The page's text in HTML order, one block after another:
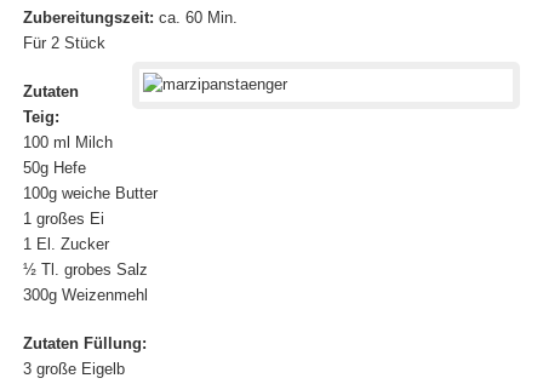
Zubereitungszeit: ca. 60 Min.
Für 2 Stück
Zutaten
Teig:
100 ml Milch
50g Hefe
100g weiche Butter
1 großes Ei
1 El. Zucker
½ Tl. grobes Salz
300g Weizenmehl
Zutaten Füllung:
3 große Eigelb